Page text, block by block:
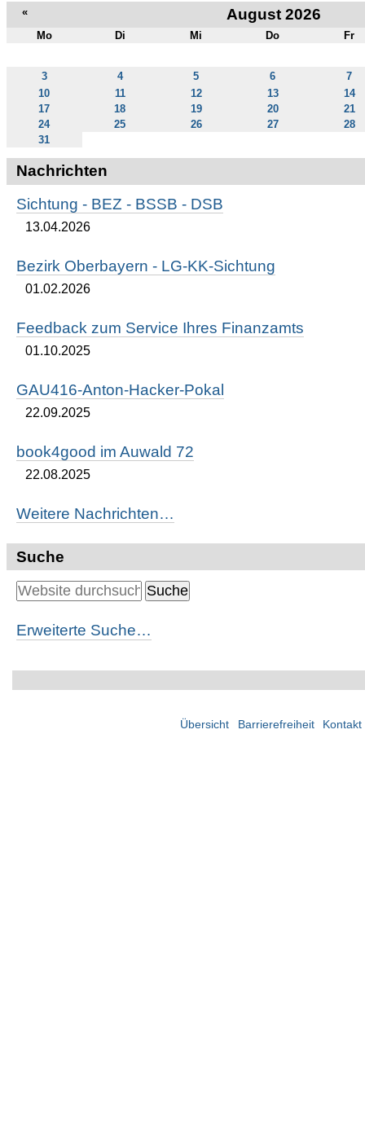
« August 2026
Mo Di Mi Do Fr
3 4 5 6
7
10
11 12 13
14
17
18 19 20
21
24
25 26 27
28
31
Nachrichten
Sichtung - BEZ - BSSB - DSB
13.04.2026
Bezirk Oberbayern - LG-KK-Sichtung
01.02.2026
Feedback zum Service Ihres Finanzamts
01.10.2025
GAU416-Anton-Hacker-Pokal
22.09.2025
book4good im Auwald 72
22.08.2025
Weitere Nachrichten…
Suche
Erweiterte Suche…
Übersicht Barrierefreiheit Kontakt